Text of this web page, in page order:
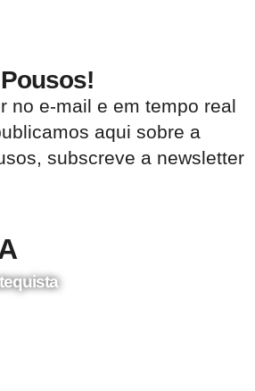
no e-mail e em tempo real
aqui sobre a
subscreve a newsletter